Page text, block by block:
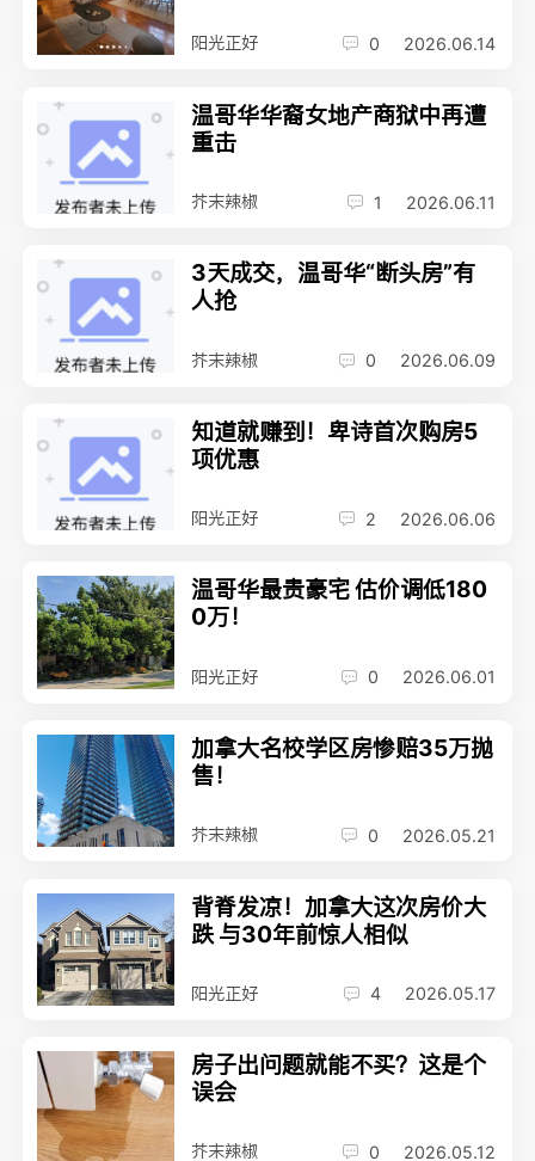
阳光正好 0 2026.06.14
温哥华华裔女地产商狱中再遭
重击
芥末辣椒 1 2026.06.11
3天成交，温哥华“断头房”有
人抢
芥末辣椒 0 2026.06.09
知道就赚到！卑诗首次购房5
项优惠
阳光正好 2 2026.06.06
温哥华最贵豪宅 估价调低180
0万！
阳光正好 0 2026.06.01
加拿大名校学区房惨赔35万抛
售！
芥末辣椒 0 2026.05.21
背脊发凉！加拿大这次房价大
跌 与30年前惊人相似
阳光正好 4 2026.05.17
房子出问题就能不买？这是个
误会
芥末辣椒 0 2026.05.12